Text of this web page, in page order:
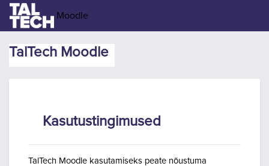
Jäta vahele peasisuni
Moodle
TalTech Moodle
Kasutustingimused
TalTech Moodle kasutamiseks peate nõustuma